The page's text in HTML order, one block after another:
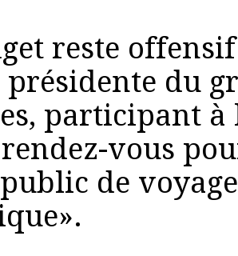
reste
présidente du
participant à
vous
de